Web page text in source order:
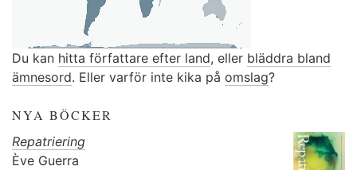
Du kan hitta författare efter land, eller bläddra bland
ämnesord. Eller varför inte kika på omslag?
NYA BÖCKER
Repatriering
Ève Guerra